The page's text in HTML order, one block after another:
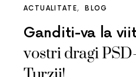
ACTUALITATE BLOG
Ganditi-va la
vostri dragi